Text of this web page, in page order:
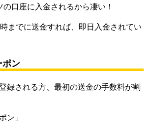
口座に入金されるから凄い！
までに送金すれば、即日入金されてい
ポン
録される方、最初の送金の手数料が割
ン」